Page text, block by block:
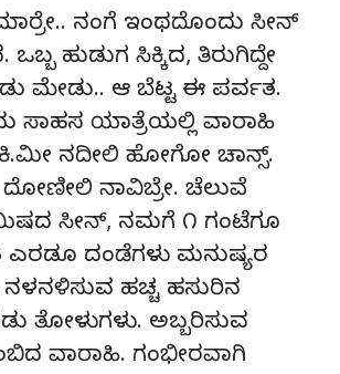
ನಂಗೆ ಇಂಥದೊಂದು ಸೀನ್
ಹುಡುಗ ಸಿಕ್ಕಿದ, ತಿರುಗಿದ್ದೇ
ಮೇಡು.. ಆ ಬೆಟ್ಟ ಈ ಪರ್ವತ.
ಸಾಹಸ ಯಾತ್ರೆಯಲ್ಲಿ ವಾರಾಹಿ
ನದೀಲಿ ಹೋಗೋ ಚಾನ್ಸ್.
ನಾವಿಬ್ರೇ. ಚೆಲುವೆ
ಸೀನ್, ನಮಗೆ ೧ ಗಂಟೆಗೂ
ದಂಡೆಗಳು ಮನುಷ್ಯರ
ನಳನಳಿಸುವ ಹಚ್ಚ ಹಸುರಿನ
ತೋಳುಗಳು. ಅಬ್ಬರಿಸುವ
ವಾರಾಹಿ. ಗಂಭೀರವಾಗಿ